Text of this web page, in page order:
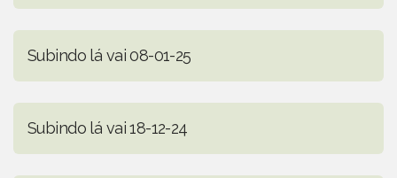
Subindo lá vai 08-01-25
Subindo lá vai 18-12-24